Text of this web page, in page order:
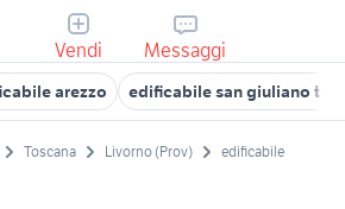
Vendi Messaggi
arezzo edificabile san giuliano
Toscana Livorno (Prov) edificabile